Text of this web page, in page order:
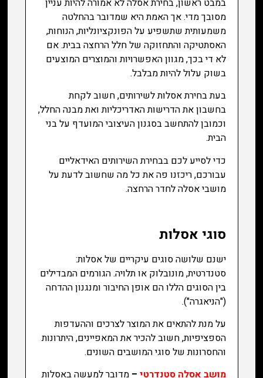
במבט ראשון, בחירת אסלה לא אמורה להיות עניין
מסובך מדי. אך האמת היא שמדובר בהחלטה
משמעותית שתשפיע על הפונקציונליות, הנוחות,
האסתטיקה והתחזוקה של חלל הרחצה בבית. אם
לא די בכך, מגוון האפשרויות והמוצרים המוצעים
בשוק עלול להיות מבלבל.
בעת בחירת אסלות לשירותים, חשוב לקחת
בחשבון את הדרישות האדריכליות ואת מבנה החלל,
וכמובן להתחשב בסגנון העיצובי המועדף על בני
הבית.
כדי לסייע לכם בבחירת השירותים האידאליים
עבורכם, ריכזנו פה את כל מה שחשוב לדעת על
מושבי אסלה לחדר הרחצה.
סוגי אסלות
ישנם שלושה סוגים עיקריים של אסלות:
סטנדרטית, מונובלוק או תלויה. הגורמים המבדילים
בין הסוגים הללו הם אופן החיבור ומנגנון ההדחה
("הניאגרה").
על מנת להתאים את המוצר לצרכים וההעדפות
הספציפיות, חשוב להכיר את המאפיינים, היתרונות
והחסרונות של סוגי המושבים השונים.
מושב אסלה סטנדרטי –מדובר למעשה באסלות